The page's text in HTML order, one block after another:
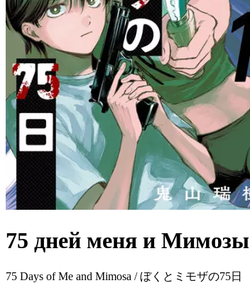
75 дней меня и Мимозы
75 Days of Me and Mimosa / ぼくとミモザの75日